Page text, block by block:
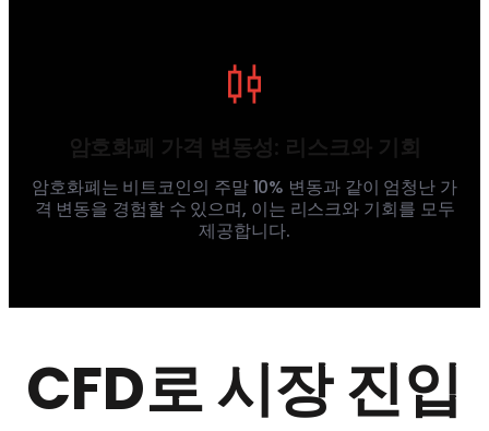
암호화폐 가격 변동성: 리스크와 기회
암호화폐는 비트코인의 주말 10% 변동과 같이 엄청난 가
격 변동을 경험할 수 있으며, 이는 리스크와 기회를 모두
제공합니다.
CFD로 시장 진입